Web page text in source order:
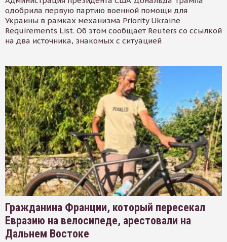
одобрила первую партию военной помощи для
Украины в рамках механизма Priority Ukraine
Requirements List. Об этом сообщает Reuters со ссылкой
на два источника, знакомых с ситуацией
Гражданина Франции, который пересекал
Евразию на велосипеде, арестовали на
Дальнем Востоке